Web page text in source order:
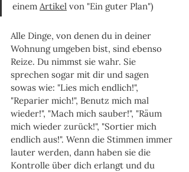
einem Artikel von "Ein guter Plan")
Alle Dinge, von denen du in deiner
Wohnung umgeben bist, sind ebenso
Reize. Du nimmst sie wahr. Sie
sprechen sogar mit dir und sagen
sowas wie: "Lies mich endlich!",
"Reparier mich!", Benutz mich mal
wieder!", "Mach mich sauber!", "Räum
mich wieder zurück!", "Sortier mich
endlich aus!". Wenn die Stimmen immer
lauter werden, dann haben sie die
Kontrolle über dich erlangt und du